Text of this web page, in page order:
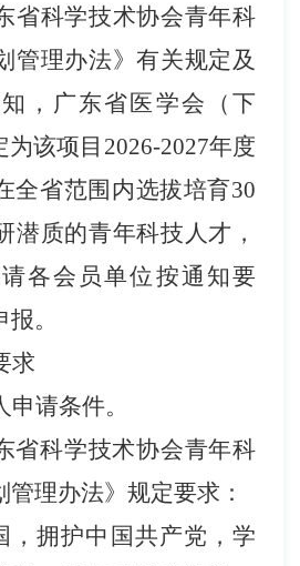
省科学技术协会青年科
管理办法》有关规定及
，广东省医学会（下
为该项目 2026-2027年度
全省范围内选拔培育30
潜质的青年科技人才，
各会员单位按通知要
。
求
申请条件。
省科学技术协会青年科
理办法》规定要求：
，拥护中国共产党，学